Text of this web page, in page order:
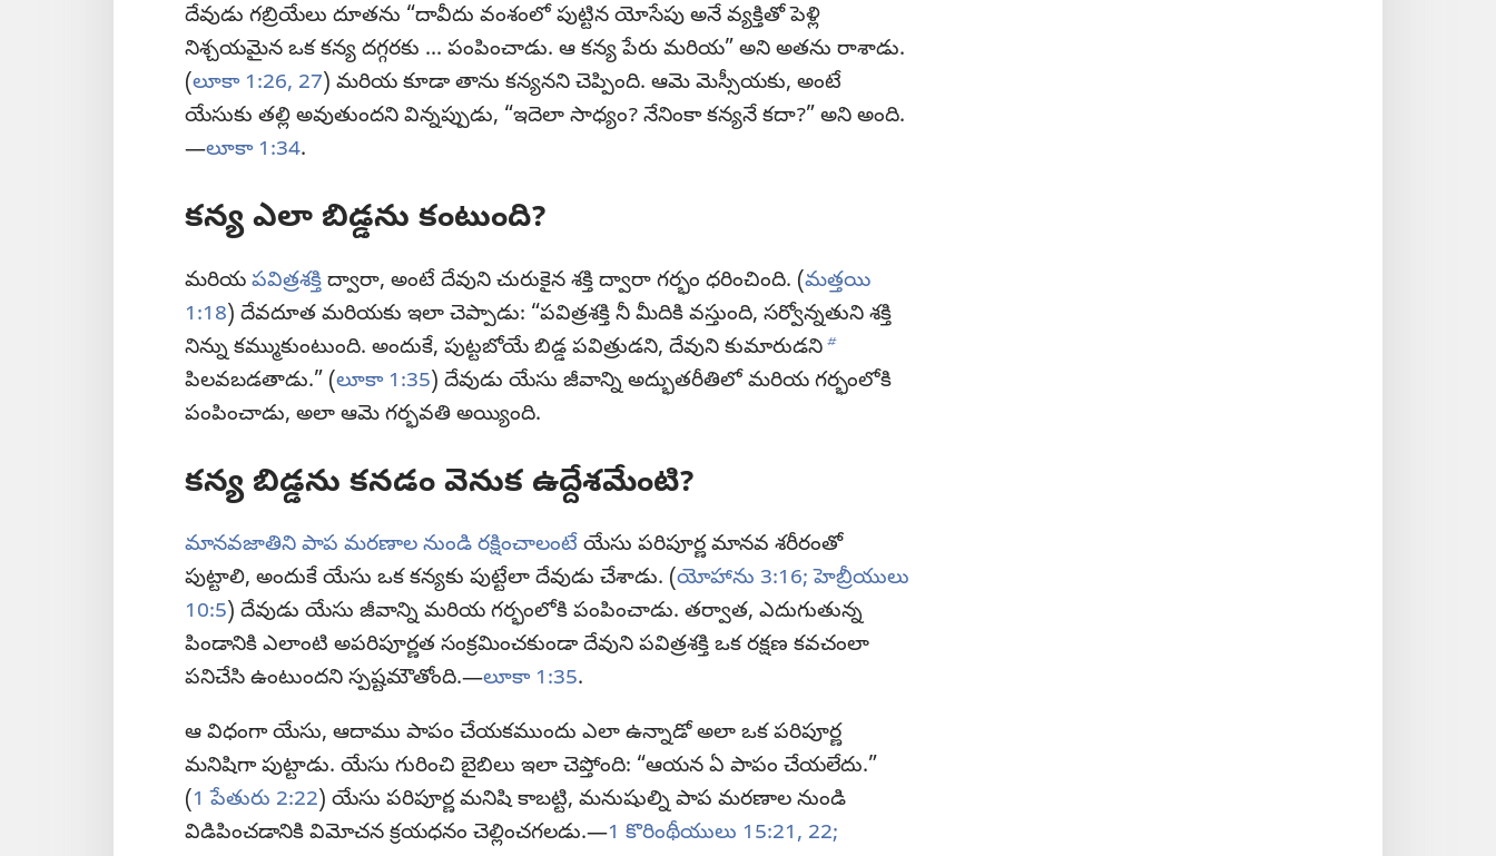
దేవుడు గబ్రియేలు దూతను “దావీదు వంశంలో పుట్టిన యోసేపు అనే వ్యక్తితో పెళ్లి
నిశ్చయమైన ఒక కన్య దగ్గరకు ... పంపించాడు. ఆ కన్య పేరు మరియ” అని అతను రాశాడు.
(లూకా 1:26, 27) మరియ కూడా తాను కన్యనని చెప్పింది. ఆమె మెస్సీయకు, అంటే
యేసుకు తల్లి అవుతుందని విన్నప్పుడు, “ఇదెలా సాధ్యం? నేనింకా కన్యనే కదా?” అని అంది.
—లూకా 1:34.
కన్య ఎలా బిడ్డను కంటుంది?
మరియపవిత్రశక్తిద్వారా, అంటే దేవుని చురుకైన శక్తి ద్వారా గర్భం ధరించింది. (మత్తయి
1:18) దేవదూత మరియకు ఇలా చెప్పాడు: “పవిత్రశక్తి నీ మీదికి వస్తుంది, సర్వోన్నతుని శక్తి
నిన్ను కమ్ముకుంటుంది. అందుకే, పుట్టబోయే బిడ్డ పవిత్రుడని, దేవుని కుమారుడనిb
పిలవబడతాడు.” (లూకా 1:35) దేవుడు యేసు జీవాన్ని అద్భుతరీతిలో మరియ గర్భంలోకి
పంపించాడు, అలా ఆమె గర్భవతి అయ్యింది.
కన్య బిడ్డను కనడం వెనుక ఉద్దేశమేంటి?
మానవజాతిని పాప మరణాల నుండి రక్షించాలంటే యేసు పరిపూర్ణ మానవ శరీరంతో
పుట్టాలి, అందుకే యేసు ఒక కన్యకు పుట్టేలా దేవుడు చేశాడు. (యోహాను 3:16;హెబ్రీయులు
10:5) దేవుడు యేసు జీవాన్ని మరియ గర్భంలోకి పంపించాడు. తర్వాత, ఎదుగుతున్న
పిండానికి ఎలాంటి అపరిపూర్ణత సంక్రమించకుండా దేవుని పవిత్రశక్తి ఒక రక్షణ కవచంలా
పనిచేసి ఉంటుందని స్పష్టమౌతోంది.—లూకా 1:35.
ఆ విధంగా యేసు, ఆదాము పాపం చేయకముందు ఎలా ఉన్నాడో అలా ఒక పరిపూర్ణ
మనిషిగా పుట్టాడు. యేసు గురించి బైబిలు ఇలా చెప్తోంది: “ఆయన ఏ పాపం చేయలేదు.”
(1 పేతురు 2:22) యేసు పరిపూర్ణ మనిషి కాబట్టి, మనుషుల్ని పాప మరణాల నుండి
విడిపించడానికి విమోచన క్రయధనం చెల్లించగలడు.—1 కొరింథీయులు 15:21, 22;